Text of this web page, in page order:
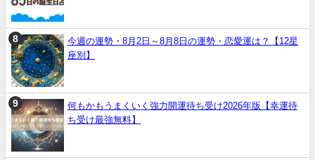
今週の運勢・8月2日～8月8日の運勢・恋愛運は？【12星
座別】
何もかもうまくいく強力開運待ち受け2026年版【幸運待
ち受け最強無料】